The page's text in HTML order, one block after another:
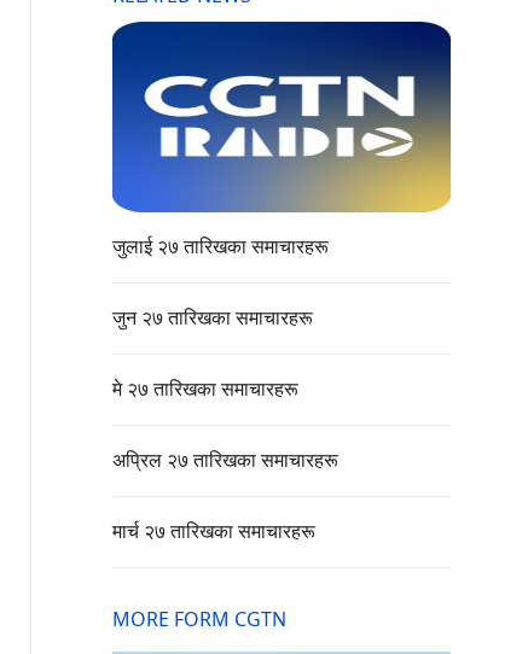
जुलाई २७ तारिखका समाचारहरू
जुन २७ तारिखका समाचारहरू
मे २७ तारिखका समाचारहरू
अप्रिल २७ तारिखका समाचारहरू
मार्च २७ तारिखका समाचारहरू
MORE FORM CGTN